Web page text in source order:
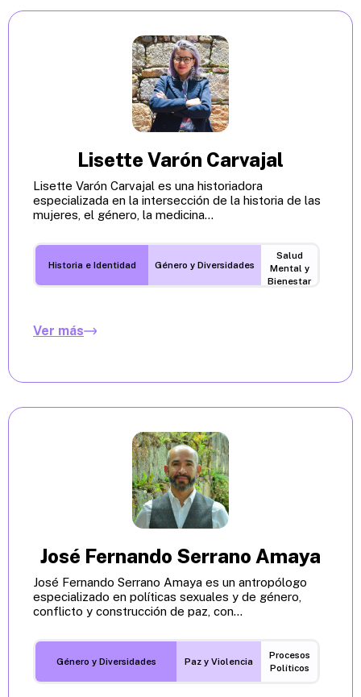
Lisette Varón Carvajal
Lisette Varón Carvajal es una historiadora
especializada en la intersección de la historia de las
mujeres, el género, la medicina...
Historia e Identidad Género y Diversidades
Salud
Mental y
Bienestar
Ver más
José Fernando Serrano Amaya
José Fernando Serrano Amaya es un antropólogo
especializado en políticas sexuales y de género,
conflicto y construcción de paz, con...
Género y Diversidades Paz y Violencia
Procesos
Políticos